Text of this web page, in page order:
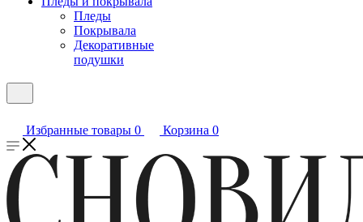
Пледы
Покрывала
Декоративные
подушки
Избранные товары 0 Корзина 0